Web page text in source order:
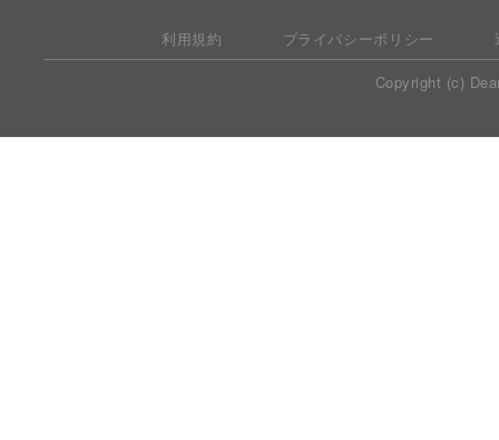
利用規約 プライバシーポリシー
Copyright (c)